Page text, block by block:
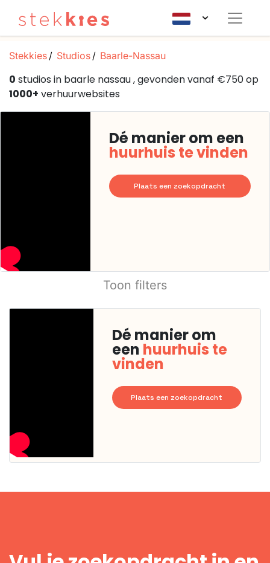
Stekkies Studios Baarle-Nassau
0 studios in baarle nassau , gevonden vanaf €750 op
1000+ verhuurwebsites
Dé manier om een
huurhuis te vinden
Plaats een zoekopdracht
Toon filters
Dé manier om
een huurhuis te
vinden
Plaats een zoekopdracht